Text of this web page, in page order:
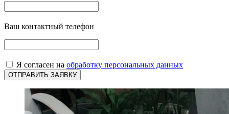
Ваш контактный телефон
Я согласен на обработку персональных данных